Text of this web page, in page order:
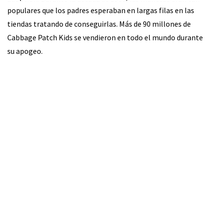
populares que los padres esperaban en largas filas en las
tiendas tratando de conseguirlas. Más de 90 millones de
Cabbage Patch Kids se vendieron en todo el mundo durante
su apogeo.